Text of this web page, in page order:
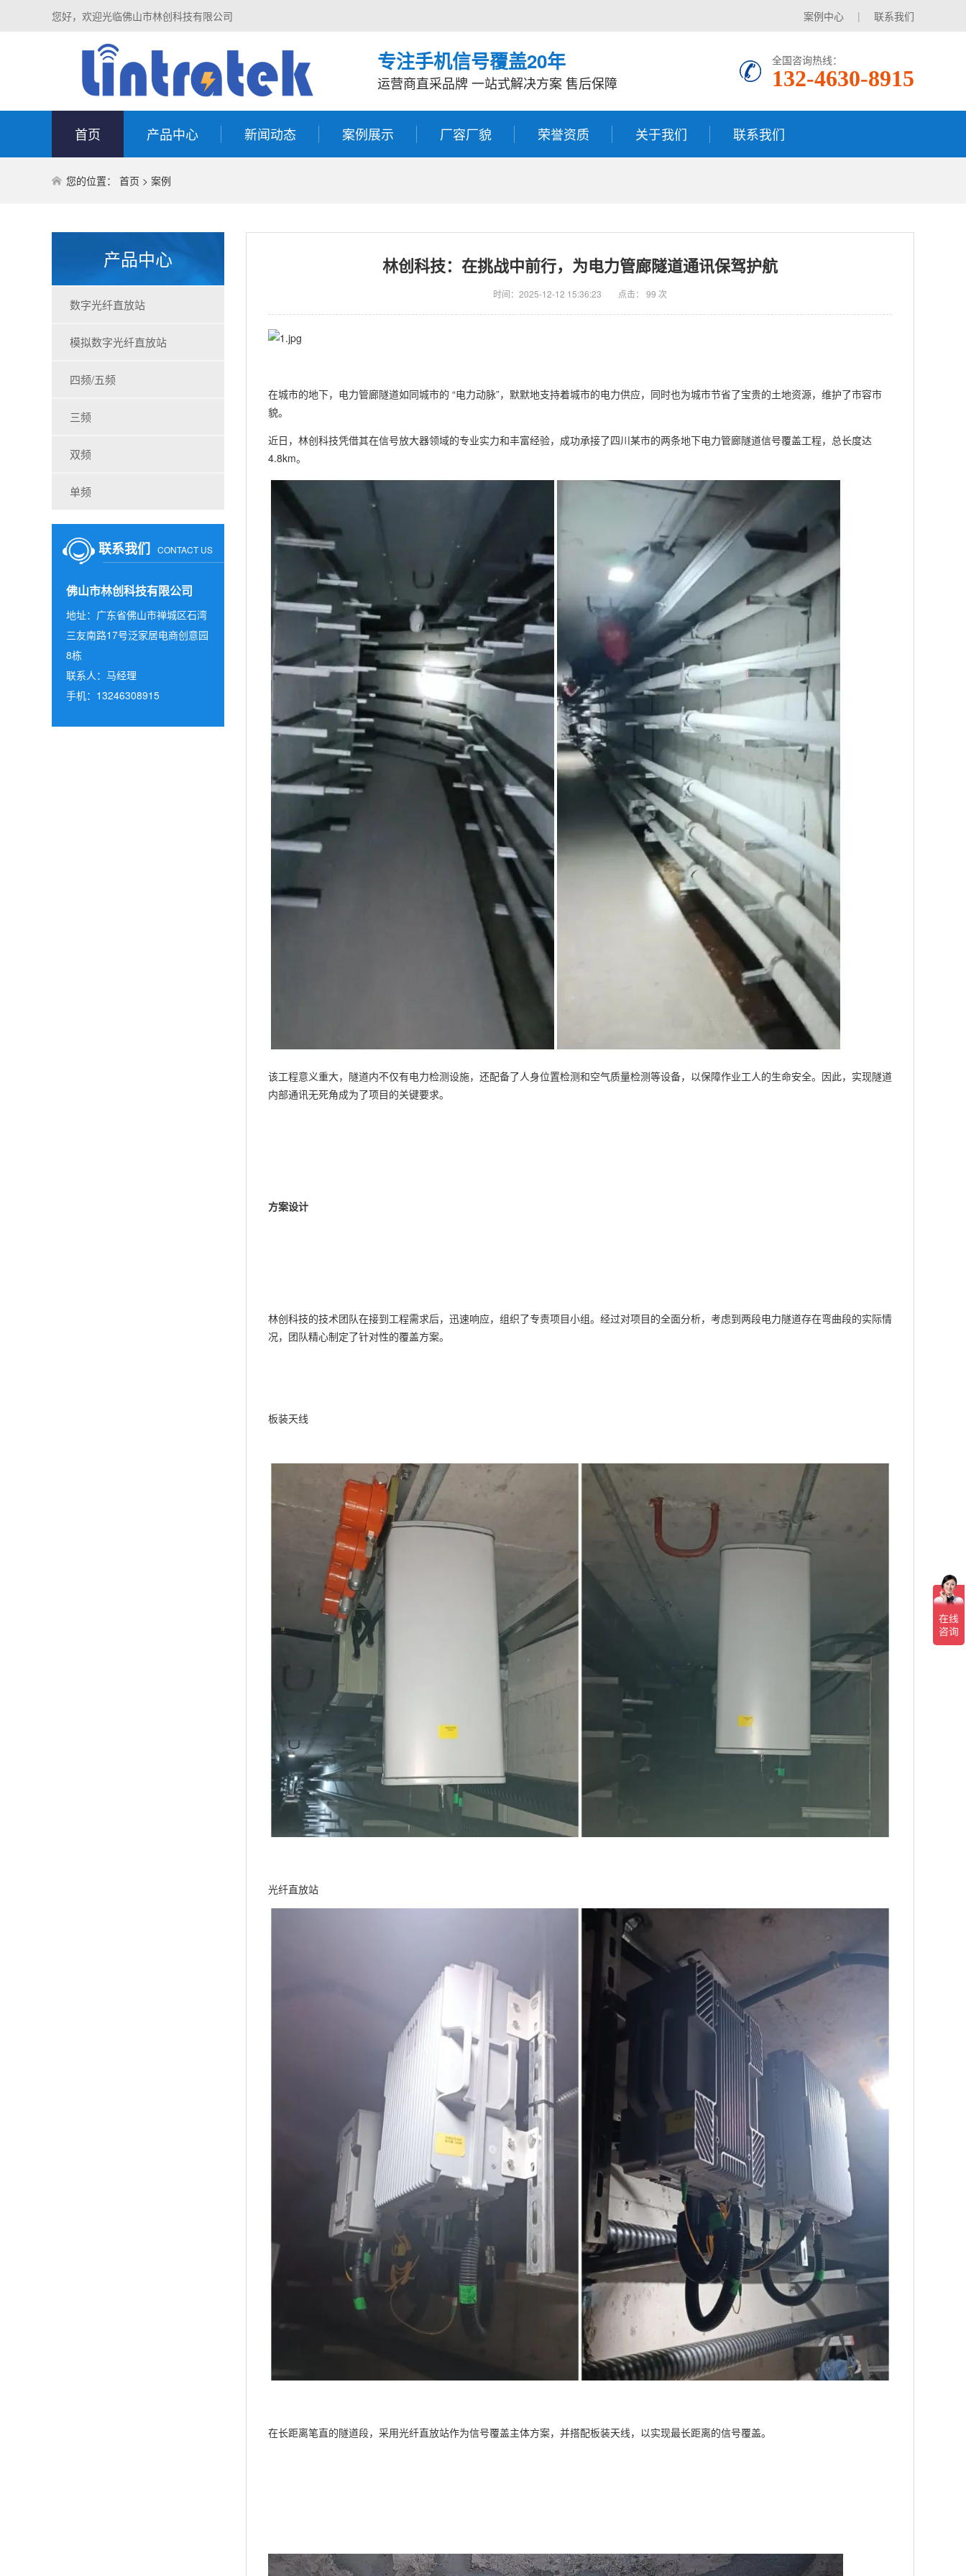
案例中心 | 联系我们
您好，欢迎光临佛山市林创科技有限公司
专注手机信号覆盖20年
运营商直采品牌 一站式解决方案 售后保障
全国咨询热线：
132-4630-8915
首页 产品中心 新闻动态 案例展示 厂容厂貌 荣誉资质 关于我们 联系我们
您的位置： 首页 > 案例
产品中心
数字光纤直放站
模拟数字光纤直放站
四频/五频
三频
双频
单频
联系我们 CONTACT US
佛山市林创科技有限公司
地址：广东省佛山市禅城区石湾
三友南路17号泛家居电商创意园
8栋
联系人：马经理
手机：13246308915
林创科技：在挑战中前行，为电力管廊隧道通讯保驾护航
时间：2025-12-12 15:36:23 点击： 99 次
在城市的地下，电力管廊隧道如同城市的 “电力动脉”，默默地支持着城市的电力供应，同时也为城市节省了宝贵的土地资源，维护了市容市
貌。
近日，林创科技凭借其在信号放大器领域的专业实力和丰富经验，成功承接了四川某市的两条地下电力管廊隧道信号覆盖工程，总长度达
4.8km。
该工程意义重大，隧道内不仅有电力检测设施，还配备了人身位置检测和空气质量检测等设备，以保障作业工人的生命安全。因此，实现隧道
内部通讯无死角成为了项目的关键要求。
方案设计
林创科技的技术团队在接到工程需求后，迅速响应，组织了专责项目小组。经过对项目的全面分析，考虑到两段电力隧道存在弯曲段的实际情
况，团队精心制定了针对性的覆盖方案。
板装天线
光纤直放站
在长距离笔直的隧道段，采用光纤直放站作为信号覆盖主体方案，并搭配板装天线，以实现最长距离的信号覆盖。